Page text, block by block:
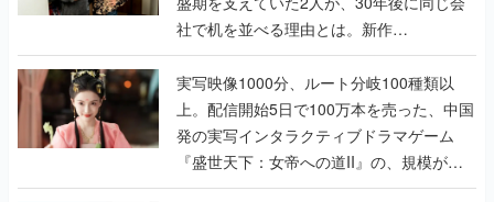
社で机を並べる理由とは。新作
『TATSUJIN EXTREME』で初タッグを組
んだレジェンド2人に訊く開発秘話
実写映像1000分、ルート分岐100種類以
上。配信開始5日で100万本を売った、中国
発の実写インタラクティブドラマゲーム
『盛世天下：女帝への道II』の、規模が違
うこだわりをプロデューサーに聞いた